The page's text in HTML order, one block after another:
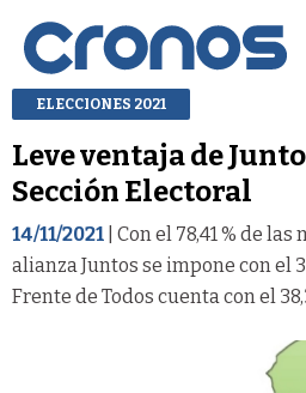
ELECCIONES 2021
Leve ventaja de
Sección Electoral
14/11/2021 | Con el 78,41 % de
alianza Juntos se impone con el
Frente de Todos cuenta con el